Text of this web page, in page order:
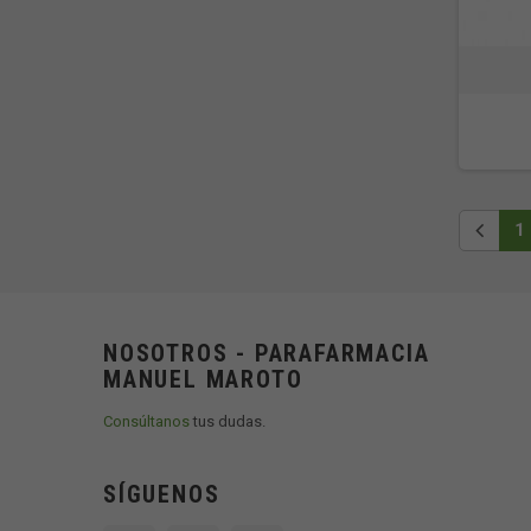
1
NOSOTROS - PARAFARMACIA
MANUEL MAROTO
Consúltanostus dudas.
SÍGUENOS